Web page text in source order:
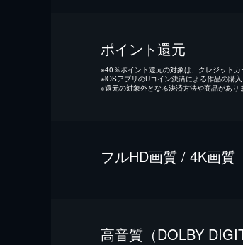
ポイント還元
※40％ポイント還元の対象は、クレジットカ
※iOSアプリのUコイン決済による作品の購
※還元の対象外となる決済方法や商品があり
フルHD画質 / 4K画質
⾼⾳質（DOLBY